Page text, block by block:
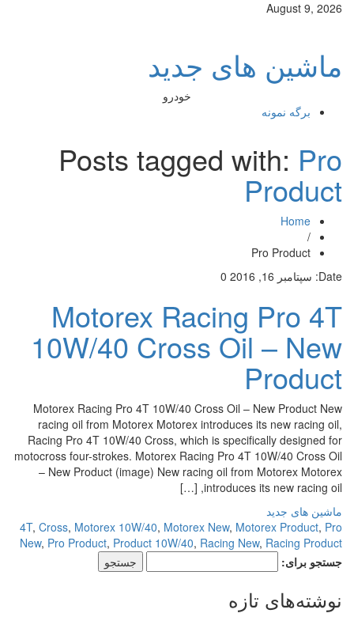
August 9, 2026
ماشین های جدید
خودرو
برگه نمونه
Posts tagged with:Pro
Product
Home
/
Pro Product
Date: سپتامبر 16, 2016 0
Motorex Racing Pro 4T
10W/40 Cross Oil – New
Product
Motorex Racing Pro 4T 10W/40 Cross Oil – New Product New
racing oil from Motorex Motorex introduces its new racing oil,
Racing Pro 4T 10W/40 Cross, which is specifically designed for
motocross four-strokes. Motorex Racing Pro 4T 10W/40 Cross Oil
– New Product (image) New racing oil from Motorex Motorex
introduces its new racing oil, […]
ماشین های جدید
4T,Cross,Motorex 10W/40,Motorex New,Motorex Product,Pro
New,Pro Product,Product 10W/40,Racing New,Racing Product
جستجو برای:
نوشته‌های تازه